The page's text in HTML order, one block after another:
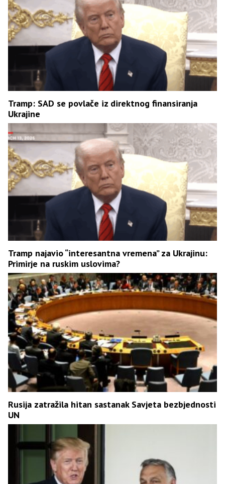
Tramp: SAD se povlače iz direktnog finansiranja
Ukrajine
Tramp najavio “interesantna vremena” za Ukrajinu:
Primirje na ruskim uslovima?
Rusija zatražila hitan sastanak Savjeta bezbjednosti
UN